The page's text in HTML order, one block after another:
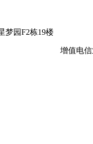
梦园F2栋19楼
增值电